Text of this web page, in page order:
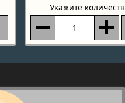
Укажите